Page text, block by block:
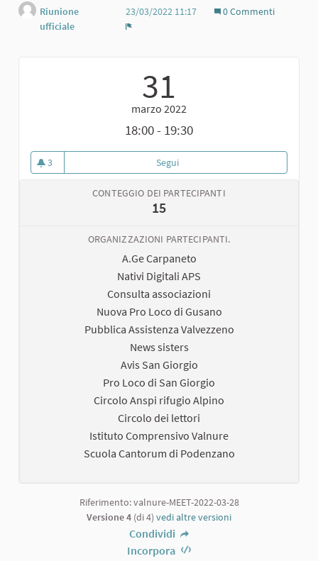
Riunione
ufficiale
23/03/2022 11:17
0 Commenti
31
marzo 2022
18:00 - 19:30
3
3 sostenitori
Segui
CONTEGGIO DEI PARTECIPANTI
15
ORGANIZZAZIONI PARTECIPANTI.
A.Ge Carpaneto
Nativi Digitali APS
Consulta associazioni
Nuova Pro Loco di Gusano
Pubblica Assistenza Valvezzeno
News sisters
Avis San Giorgio
Pro Loco di San Giorgio
Circolo Anspi rifugio Alpino
Circolo dei lettori
Istituto Comprensivo Valnure
Scuola Cantorum di Podenzano
Riferimento: valnure-MEET-2022-03-28
Versione 4 (di 4) vedi altre versioni
Condividi
Incorpora